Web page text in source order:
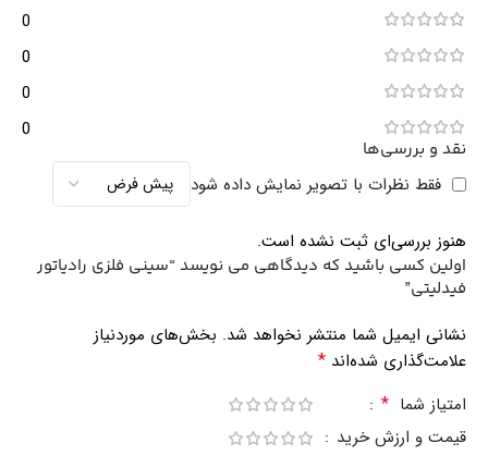
0
0
0
0
نقد و بررسی‌ها
فقط نظرات با تصویر نمایش داده شود
هنوز بررسی‌ای ثبت نشده است.
اولین کسی باشید که دیدگاهی می نویسد “سینی فلزی رادیاتور
فیدلیتی”
نشانی ایمیل شما منتشر نخواهد شد. بخش‌های موردنیاز
علامت‌گذاری شده‌اند *
امتیاز شما *
قیمت و ارزش خرید